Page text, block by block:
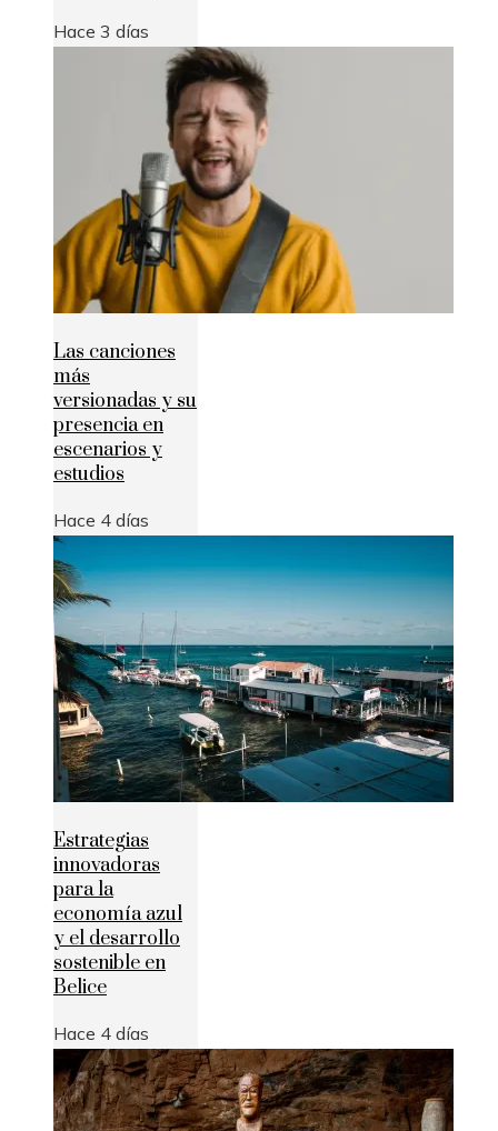
Hace 3 días
Las canciones
más
versionadas y su
presencia en
escenarios y
estudios
Hace 4 días
Estrategias
innovadoras
para la
economía azul
y el desarrollo
sostenible en
Belice
Hace 4 días